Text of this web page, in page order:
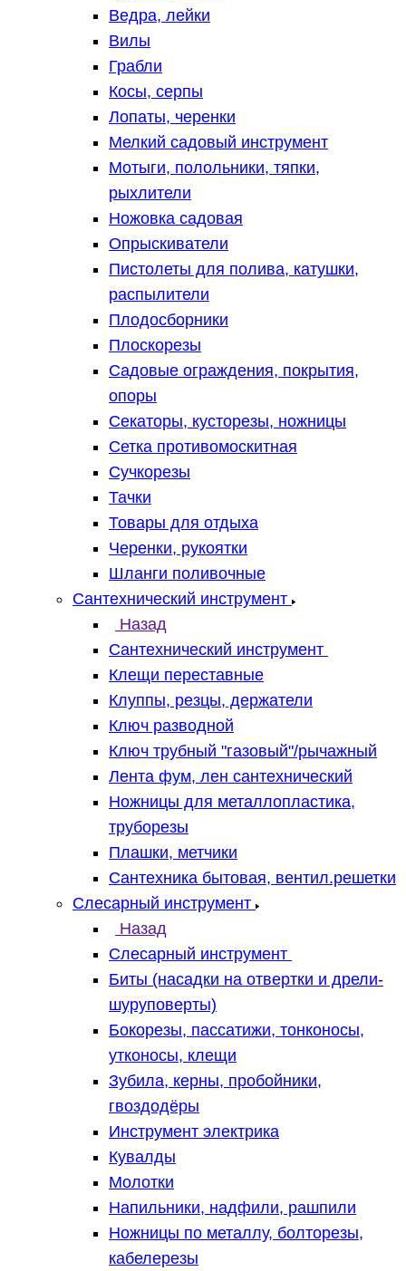
Ведра, лейки
Вилы
Грабли
Косы, серпы
Лопаты, черенки
Мелкий садовый инструмент
Мотыги, полольники, тяпки,
рыхлители
Ножовка садовая
Опрыскиватели
Пистолеты для полива, катушки,
распылители
Плодосборники
Плоскорезы
Садовые ограждения, покрытия,
опоры
Секаторы, кусторезы, ножницы
Сетка противомоскитная
Сучкорезы
Тачки
Товары для отдыха
Черенки, рукоятки
Шланги поливочные
Сантехнический инструмент
Назад
Сантехнический инструмент
Клещи переставные
Клуппы, резцы, держатели
Ключ разводной
Ключ трубный "газовый"/рычажный
Лента фум, лен сантехнический
Ножницы для металлопластика,
труборезы
Плашки, метчики
Сантехника бытовая, вентил.решетки
Слесарный инструмент
Назад
Слесарный инструмент
Биты (насадки на отвертки и дрели-
шуруповерты)
Бокорезы, пассатижи, тонконосы,
утконосы, клещи
Зубила, керны, пробойники,
гвоздодёры
Инструмент электрика
Кувалды
Молотки
Напильники, надфили, рашпили
Ножницы по металлу, болторезы,
кабелерезы